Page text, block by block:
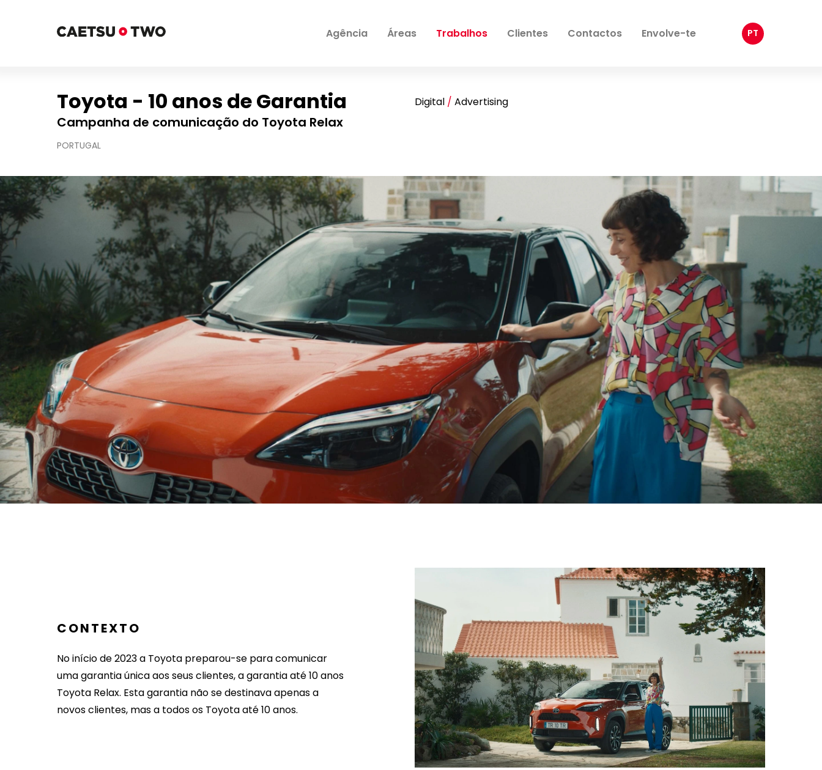
Agência Áreas Trabalhos Clientes Contactos Envolve-te PT
Toyota - 10 anos de Garantia
Campanha de comunicação do Toyota Relax
PORTUGAL
Digital Advertising
CONTEXTO
No início de 2023 a Toyota preparou-se para comunicar
uma garantia única aos seus clientes, a garantia até 10 anos
Toyota Relax. Esta garantia não se destinava apenas a
novos clientes, mas a todos os Toyota até 10 anos.